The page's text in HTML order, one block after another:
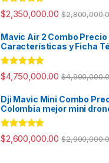
Valorado con
5.00de 5
$2,350,000.00 $
Mavic Air 2 Combo
Características y Ficha
Valorado con
5.00de 5
$4,750,000.00 $
Dji Mavic Mini Combo
Colombia mejor mini
Valorado con
5.00de 5
$2,600,000.00 $